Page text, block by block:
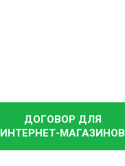
ДОГОВОР ДЛЯ
ИНТЕРНЕТ-МАГАЗИНОВ